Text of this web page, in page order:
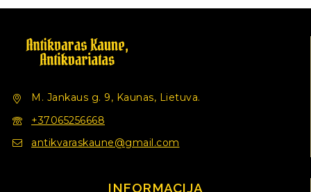
M. Jankaus g. 9, Kaunas, Lietuva.
+37065256668
antikvaraskaune@gmail.com
INFORMACIJA